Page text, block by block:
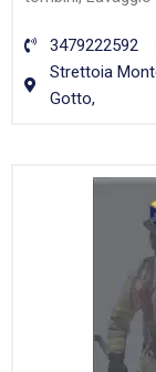
3479222592
Strettoia
Gotto,